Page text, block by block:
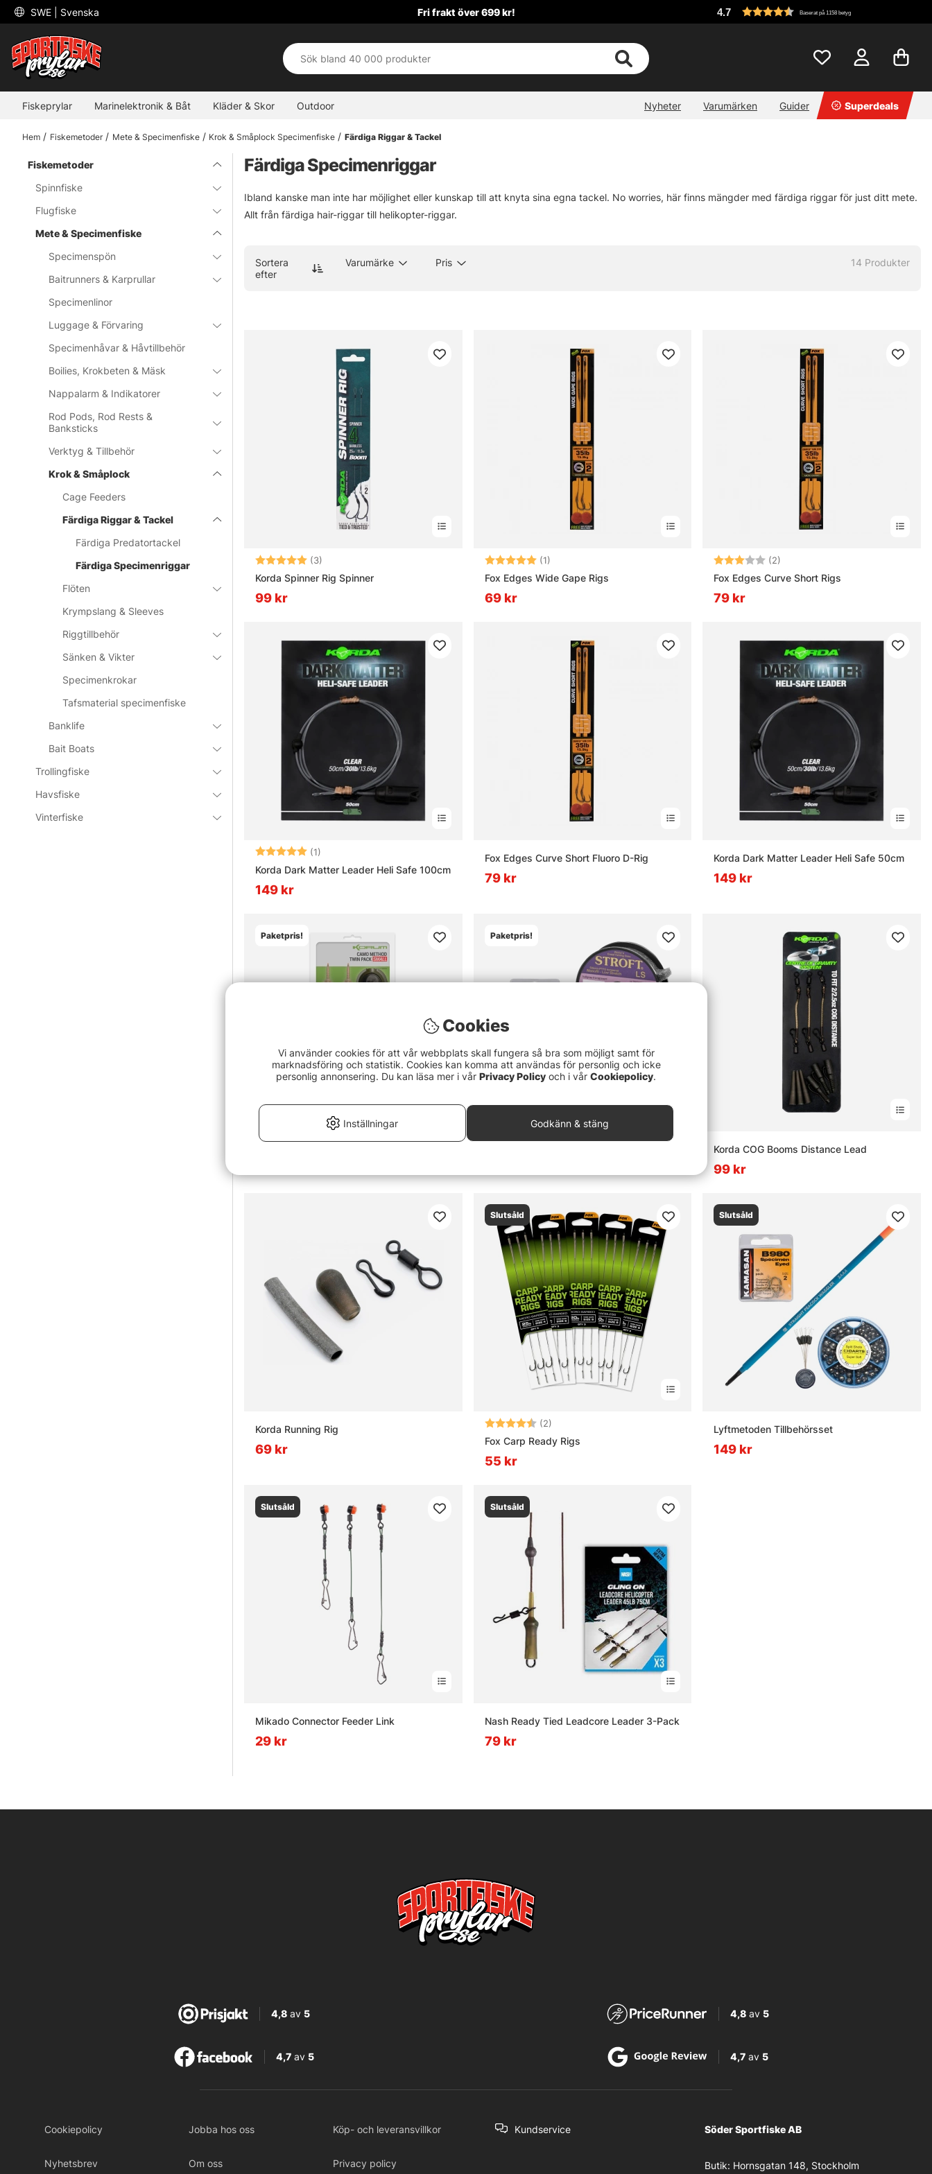
SWE | Svenska Fri frakt över 699 kr! 4.7 Baserat på 1158 betyg
Fiskeprylar Marinelektronik & Båt Kläder & Skor Outdoor Nyheter Varumärken Guider Superdeals
Hem Fiskemetoder Mete & Specimenfiske Krok & Småplock Specimenfiske Färdiga Riggar & Tackel
Fiskemetoder
Spinnfiske
Flugfiske
Mete & Specimenfiske
Specimenspön
Baitrunners & Karprullar
Specimenlinor
Luggage & Förvaring
Specimenhåvar & Håvtillbehör
Boilies, Krokbeten & Mäsk
Nappalarm & Indikatorer
Rod Pods, Rod Rests &
Banksticks
Verktyg & Tillbehör
Krok & Småplock
Cage Feeders
Färdiga Riggar & Tackel
Färdiga Predatortackel
Färdiga Specimenriggar
Flöten
Krympslang & Sleeves
Riggtillbehör
Sänken & Vikter
Specimenkrokar
Tafsmaterial specimenfiske
Banklife
Bait Boats
Trollingfiske
Havsfiske
Vinterfiske
Färdiga Specimenriggar
Ibland kanske man inte har möjlighet eller kunskap till att knyta sina egna tackel. No worries, här finns mängder med färdiga riggar för just ditt mete.
Allt från färdiga hair-riggar till helikopter-riggar.
Sortera
efter
Varumärke Pris 14 Produkter
Betyg: (3)
Korda Spinner Rig Spinner
99 kr
Betyg: (1)
Fox Edges Wide Gape Rigs
69 kr
Betyg: (2)
Fox Edges Curve Short Rigs
79 kr
Betyg: (1)
Korda Dark Matter Leader Heli Safe 100cm
149 kr
Fox Edges Curve Short Fluoro D-Rig
79 kr
Korda Dark Matter Leader Heli Safe 50cm
149 kr
Paketpris! Paketpris!
Korda COG Booms Distance Lead
99 kr
Korda Running Rig
69 kr
Slutsåld
Betyg: (2)
Fox Carp Ready Rigs
55 kr
Slutsåld
Lyftmetoden Tillbehörsset
149 kr
Slutsåld
Mikado Connector Feeder Link
29 kr
Slutsåld
Nash Ready Tied Leadcore Leader 3-Pack
79 kr
4,8 av5 4,8av 5
4,7av 5 4,7av 5
Cookiepolicy Jobba hos oss Köp- och leveransvillkor
Nyhetsbrev Om oss Privacy policy
Kundservice Söder Sportfiske AB
Butik: Hornsgatan 148, Stockholm
Cookies
Vi använder cookies för att vår webbplats skall fungera så bra som möjligt samt för
marknadsföring och statistik. Cookies kan komma att användas för personlig och icke
personlig annonsering. Du kan läsa mer i vår Privacy Policy och i vår Cookiepolicy.
Inställningar Godkänn & stäng